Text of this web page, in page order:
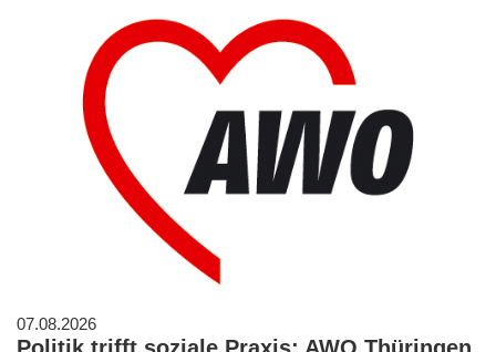
07.08.2026